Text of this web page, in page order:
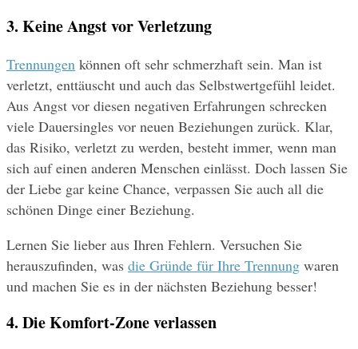
3. Keine Angst vor Verletzung
Trennungen können oft sehr schmerzhaft sein. Man ist
verletzt, enttäuscht und auch das Selbstwertgefühl leidet.
Aus Angst vor diesen negativen Erfahrungen schrecken
viele Dauersingles vor neuen Beziehungen zurück. Klar,
das Risiko, verletzt zu werden, besteht immer, wenn man
sich auf einen anderen Menschen einlässt. Doch lassen Sie
der Liebe gar keine Chance, verpassen Sie auch all die
schönen Dinge einer Beziehung.
Lernen Sie lieber aus Ihren Fehlern. Versuchen Sie
herauszufinden, was die Gründe für Ihre Trennung waren
und machen Sie es in der nächsten Beziehung besser!
4. Die Komfort-Zone verlassen